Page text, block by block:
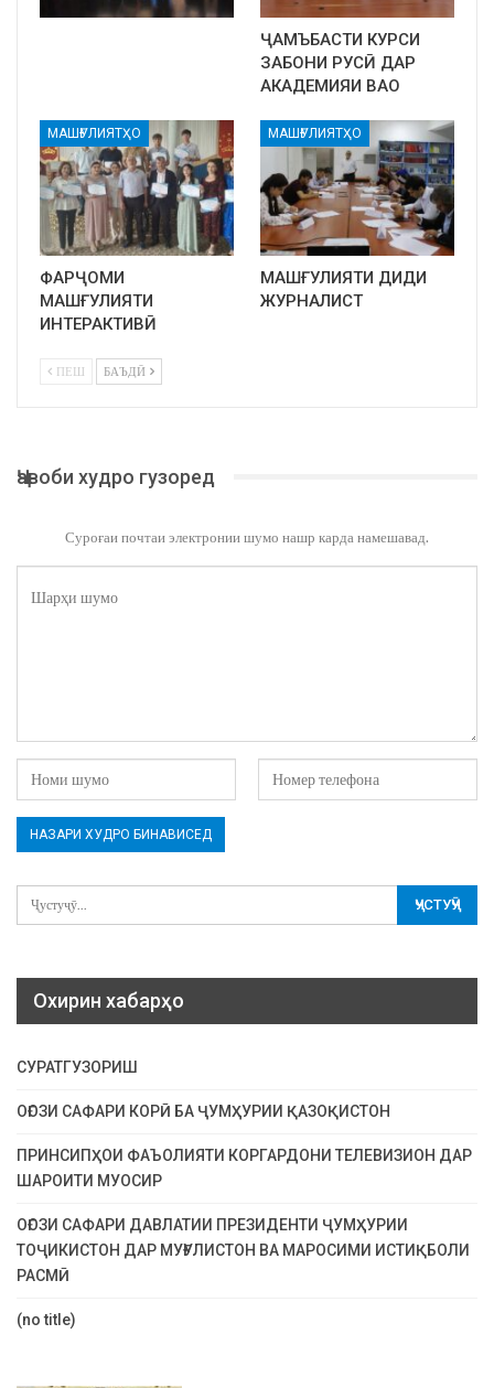
ҶАМЪБАСТИ КУРСИ
ЗАБОНИ РУСӢ ДАР
АКАДЕМИЯИ ВАО
МАШҒУЛИЯТҲО
ФАРҶОМИ
МАШҒУЛИЯТИ
ИНТЕРАКТИВӢ
МАШҒУЛИЯТҲО
МАШҒУЛИЯТИ ДИДИ
ЖУРНАЛИСТ
ПЕШ БАЪДӢ
Ҷавоби худро гузоред
Суроғаи почтаи электронии шумо нашр карда намешавад.
Охирин хабарҳо
СУРАТГУЗОРИШ
ОҒОЗИ САФАРИ КОРӢ БА ҶУМҲУРИИ ҚАЗОҚИСТОН
ПРИНСИПҲОИ ФАЪОЛИЯТИ КОРГАРДОНИ ТЕЛЕВИЗИОН ДАР
ШАРОИТИ МУОСИР
ОҒОЗИ САФАРИ ДАВЛАТИИ ПРЕЗИДЕНТИ ҶУМҲУРИИ
ТОҶИКИСТОН ДАР МУҒУЛИСТОН ВА МАРОСИМИ ИСТИҚБОЛИ
РАСМӢ
(no title)